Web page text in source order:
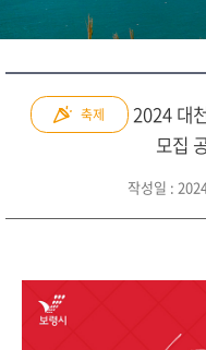
축제
2024 대
모집
작성일 :